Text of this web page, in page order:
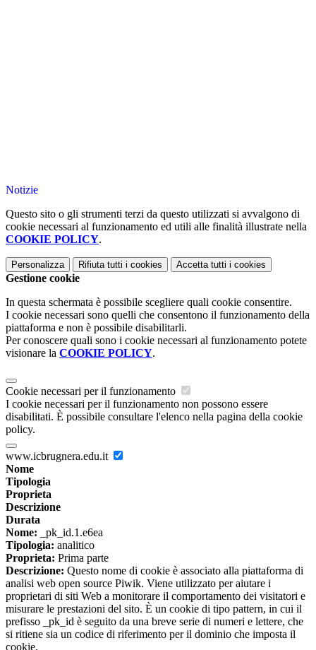
Notizie
Questo sito o gli strumenti terzi da questo utilizzati si avvalgono di
cookie necessari al funzionamento ed utili alle finalità illustrate nella
COOKIE POLICY.
Personalizza Rifiuta tutti i cookies Accetta tutti i cookies
Gestione cookie
In questa schermata è possibile scegliere quali cookie consentire.
I cookie necessari sono quelli che consentono il funzionamento della
piattaforma e non è possibile disabilitarli.
Per conoscere quali sono i cookie necessari al funzionamento potete
visionare la COOKIE POLICY.
Cookie necessari per il funzionamento
I cookie necessari per il funzionamento non possono essere
disabilitati. È possibile consultare l'elenco nella pagina della cookie
policy.
www.icbrugnera.edu.it
Nome
Tipologia
Proprieta
Descrizione
Durata
Nome: _pk_id.1.e6ea
Tipologia: analitico
Proprieta: Prima parte
Descrizione: Questo nome di cookie è associato alla piattaforma di
analisi web open source Piwik. Viene utilizzato per aiutare i
proprietari di siti Web a monitorare il comportamento dei visitatori e
misurare le prestazioni del sito. È un cookie di tipo pattern, in cui il
prefisso _pk_id è seguito da una breve serie di numeri e lettere, che
si ritiene sia un codice di riferimento per il dominio che imposta il
cookie.